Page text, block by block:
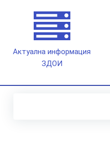
Актуална информация
ЗДОИ